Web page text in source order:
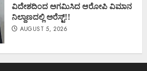
ವಿದೇಶದಿಂದ ಅಗಮಿಸಿದ ಆರೋಪಿ ವಿಮಾನ
ನಿಲ್ದಾಣದಲ್ಲಿ ಅರೆಸ್ಟ್‌!!
AUGUST 5, 2026